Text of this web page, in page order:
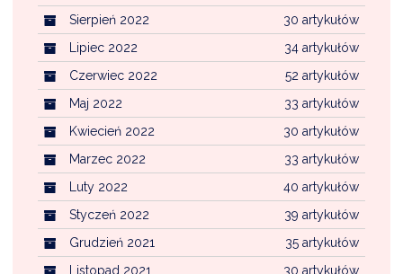
30 artykułów
Sierpień 2022
34 artykułów
Lipiec 2022
52 artykułów
Czerwiec 2022
33 artykułów
Maj 2022
30 artykułów
Kwiecień 2022
33 artykułów
Marzec 2022
40 artykułów
Luty 2022
39 artykułów
Styczeń 2022
35 artykułów
Grudzień 2021
30 artykułów
Listopad 2021